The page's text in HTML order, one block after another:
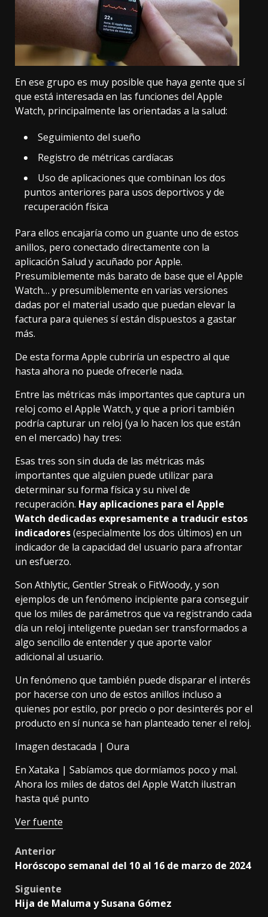
En ese grupo es muy posible que haya gente que sí
que está interesada en las funciones del Apple
Watch, principalmente las orientadas a la salud:
Seguimiento del sueño
Registro de métricas cardíacas
Uso de aplicaciones que combinan los dos
puntos anteriores para usos deportivos y de
recuperación física
Para ellos encajaría como un guante uno de estos
anillos, pero conectado directamente con la
aplicación Salud y acuñado por Apple.
Presumiblemente más barato de base que el Apple
Watch… y presumiblemente en varias versiones
dadas por el material usado que puedan elevar la
factura para quienes sí están dispuestos a gastar
más.
De esta forma Apple cubriría un espectro al que
hasta ahora no puede ofrecerle nada.
Entre las métricas más importantes que captura un
reloj como el Apple Watch, y que a priori también
podría capturar un reloj (ya lo hacen los que están
en el mercado) hay tres:
Esas tres son sin duda de las métricas más
importantes que alguien puede utilizar para
determinar su forma física y su nivel de
recuperación. Hay aplicaciones para el Apple
Watch dedicadas expresamente a traducir estos
indicadores(especialmente los dos últimos) en un
indicador de la capacidad del usuario para afrontar
un esfuerzo.
Son Athlytic, Gentler Streako FitWoody, y son
ejemplos de un fenómeno incipiente para conseguir
que los miles de parámetros que va registrando cada
día un reloj inteligente puedan ser transformados a
algo sencillo de entender y que aporte valor
adicional al usuario.
Un fenómeno que también puede disparar el interés
por hacerse con uno de estos anillos incluso a
quienes por estilo, por precio o por desinterés por el
producto en sí nunca se han planteado tener el reloj.
Imagen destacada | Oura
En Xataka | Sabíamos que dormíamos poco y mal.
Ahora los miles de datos del Apple Watch ilustran
hasta qué punto
Ver fuente
Post
navigation
Anterior
Horóscopo semanal del 10 al 16 de marzo de 2024
Siguiente
Hija de Maluma y Susana Gómez